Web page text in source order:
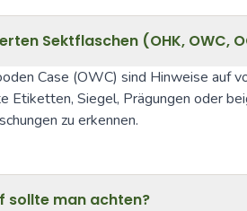
Sektflaschen (OHK, OWC,
Case (OWC) sind Hinweise
Etiketten, Siegel, Prägungen oder
zu erkennen.
sollte man achten?